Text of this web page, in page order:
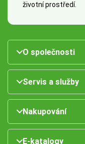
životní prostředí.
O společnosti
Servis a služby
Nakupování
E-katalogy